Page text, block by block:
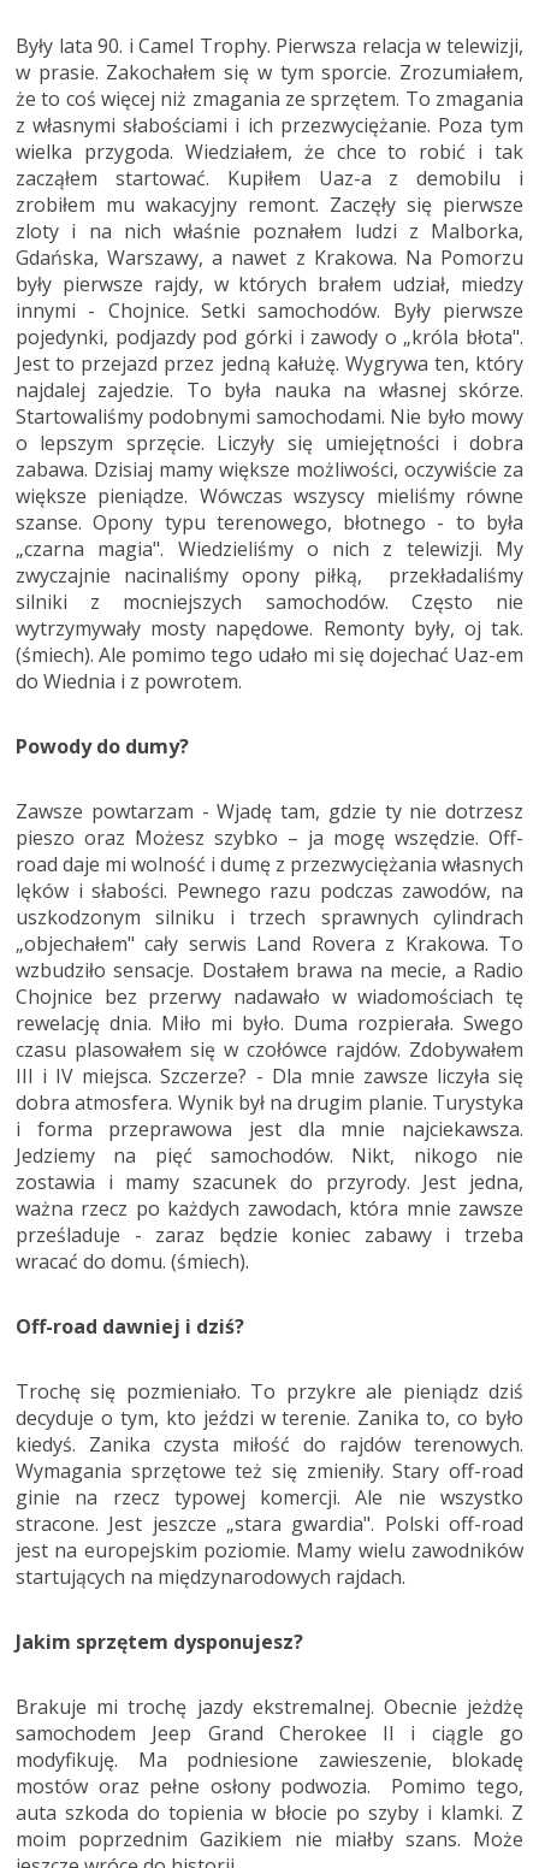
Były lata 90. i Camel Trophy. Pierwsza relacja w telewizji,
w prasie. Zakochałem się w tym sporcie. Zrozumiałem,
że to coś więcej niż zmagania ze sprzętem. To zmagania
z własnymi słabościami i ich przezwyciężanie. Poza tym
wielka przygoda. Wiedziałem, że chce to robić i tak
zacząłem startować. Kupiłem Uaz-a z demobilu i
zrobiłem mu wakacyjny remont. Zaczęły się pierwsze
zloty i na nich właśnie poznałem ludzi z Malborka,
Gdańska, Warszawy, a nawet z Krakowa. Na Pomorzu
były pierwsze rajdy, w których brałem udział, miedzy
innymi - Chojnice. Setki samochodów. Były pierwsze
pojedynki, podjazdy pod górki i zawody o „króla błota".
Jest to przejazd przez jedną kałużę. Wygrywa ten, który
najdalej zajedzie. To była nauka na własnej skórze.
Startowaliśmy podobnymi samochodami. Nie było mowy
o lepszym sprzęcie. Liczyły się umiejętności i dobra
zabawa. Dzisiaj mamy większe możliwości, oczywiście za
większe pieniądze. Wówczas wszyscy mieliśmy równe
szanse. Opony typu terenowego, błotnego - to była
„czarna magia". Wiedzieliśmy o nich z telewizji. My
zwyczajnie nacinaliśmy opony piłką, przekładaliśmy
silniki z mocniejszych samochodów. Często nie
wytrzymywały mosty napędowe. Remonty były, oj tak.
(śmiech). Ale pomimo tego udało mi się dojechać Uaz-em
do Wiednia i z powrotem.
Powody do dumy?
Zawsze powtarzam - Wjadę tam, gdzie ty nie dotrzesz
pieszo oraz Możesz szybko – ja mogę wszędzie. Off-
road daje mi wolność i dumę z przezwyciężania własnych
lęków i słabości. Pewnego razu podczas zawodów, na
uszkodzonym silniku i trzech sprawnych cylindrach
„objechałem" cały serwis Land Rovera z Krakowa. To
wzbudziło sensacje. Dostałem brawa na mecie, a Radio
Chojnice bez przerwy nadawało w wiadomościach tę
rewelację dnia. Miło mi było. Duma rozpierała. Swego
czasu plasowałem się w czołówce rajdów. Zdobywałem
III i IV miejsca. Szczerze? - Dla mnie zawsze liczyła się
dobra atmosfera. Wynik był na drugim planie. Turystyka
i forma przeprawowa jest dla mnie najciekawsza.
Jedziemy na pięć samochodów. Nikt, nikogo nie
zostawia i mamy szacunek do przyrody. Jest jedna,
ważna rzecz po każdych zawodach, która mnie zawsze
prześladuje - zaraz będzie koniec zabawy i trzeba
wracać do domu. (śmiech).
Off-road dawniej i dziś?
Trochę się pozmieniało. To przykre ale pieniądz dziś
decyduje o tym, kto jeździ w terenie. Zanika to, co było
kiedyś. Zanika czysta miłość do rajdów terenowych.
Wymagania sprzętowe też się zmieniły. Stary off-road
ginie na rzecz typowej komercji. Ale nie wszystko
stracone. Jest jeszcze „stara gwardia". Polski off-road
jest na europejskim poziomie. Mamy wielu zawodników
startujących na międzynarodowych rajdach.
Jakim sprzętem dysponujesz?
Brakuje mi trochę jazdy ekstremalnej. Obecnie jeżdżę
samochodem Jeep Grand Cherokee II i ciągle go
modyfikuję. Ma podniesione zawieszenie, blokadę
mostów oraz pełne osłony podwozia. Pomimo tego,
auta szkoda do topienia w błocie po szyby i klamki. Z
moim poprzednim Gazikiem nie miałby szans. Może